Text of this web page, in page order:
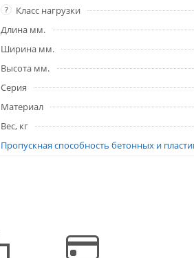
? Класс нагрузки
Длина мм.
Ширина мм.
Высота мм.
Серия
Материал
Вес, кг
Пропускная способность бетонных и